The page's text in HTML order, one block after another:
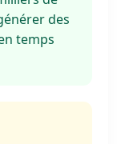
des
temps